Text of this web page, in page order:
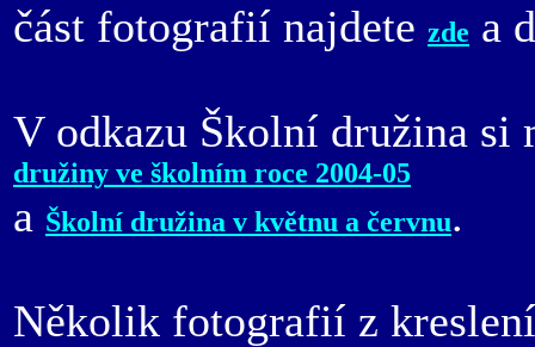
část fotografií najdete zde a
V odkazu Školní družina si
družiny ve školním roce 2004-05
a Školní družina v květnu a červnu.
Několik fotografií z